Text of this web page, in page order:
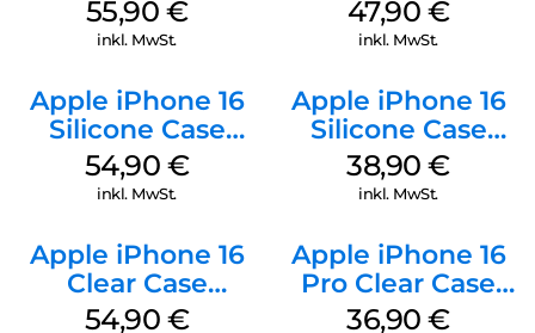
Stone Gray
55,90 €
inkl. MwSt.
Black
47,90 €
inkl. MwSt.
Apple iPhone 16
Silicone Case
MagSafe Lake
Green
54,90 €
inkl. MwSt.
Apple iPhone 16
Silicone Case
MagSafe
Ultramarine
38,90€
inkl. MwSt.
Apple iPhone 16
Clear Case
MagSafe
54,90 €
Apple iPhone 16
Pro Clear Case
MagSafe
36,90€